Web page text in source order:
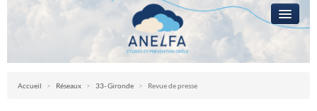
L’ANELFA
CAMPAGNE
Accueil > Réseaux > 33- Gironde > Revue de presse